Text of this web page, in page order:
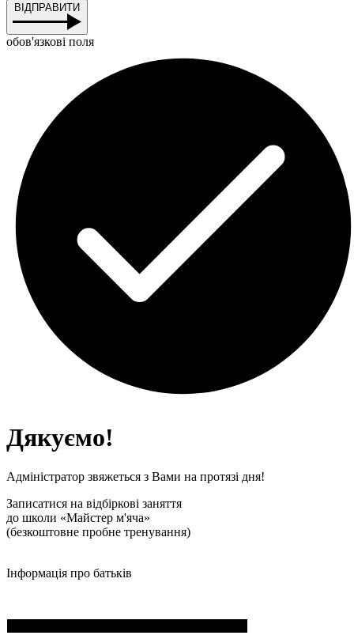
ВІДПРАВИТИ
обов'язкові поля
Дякуємо!
Адміністратор звяжеться з Вами на протязі дня!
Записатися на відбіркові заняття
до школи «Майстер м'яча»
(безкоштовне пробне тренування)
Інформація про батьків